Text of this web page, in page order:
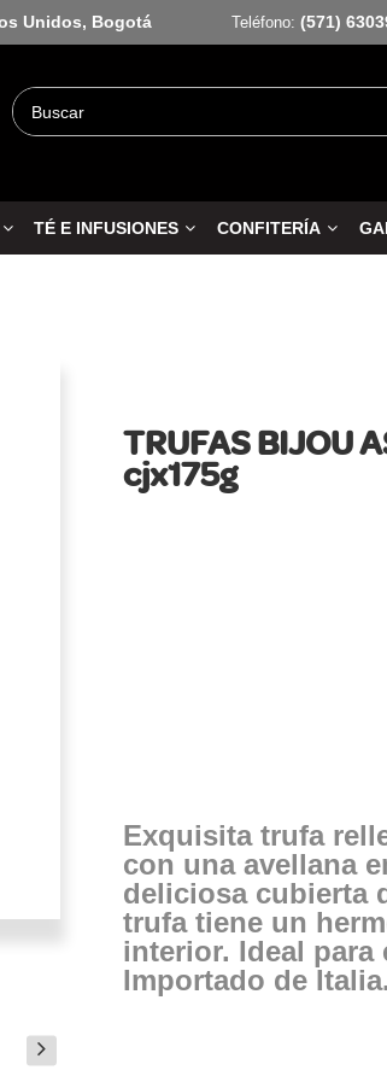
Unidos, Bogotá Teléfono: (571)
TÉ E INFUSIONES CONFITERÍA
TRUFAS BIJOU
cjx175g
Exquisita trufa
con una avellana
deliciosa cubierta
trufa tiene un
interior. Ideal para
Importado de Italia.